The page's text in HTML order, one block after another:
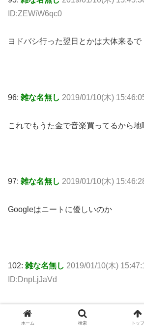
ID:ZEWiW6qc0
ヨドバシ行った翌日とかは大体来るで
96: 雑な名無し 2019/01/10(木)
これでもうた金で音楽買ってるから地
97: 雑な名無し 2019/01/10(木)
Googleはニートに優しいのか
102: 雑な名無し 2019/01/10(木)
ID:DnpLjJaVd
外出多いニートにはもっと優しいで
ホーム 検索 トップ